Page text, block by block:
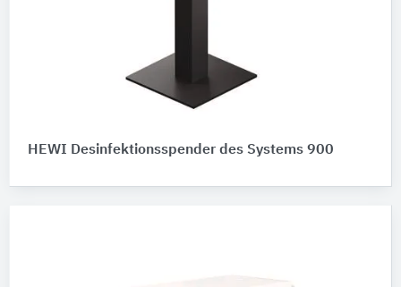
HEWI Desinfektionsspender des Systems 900